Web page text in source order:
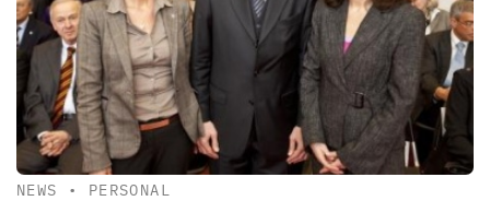
NEWS • PERSONAL